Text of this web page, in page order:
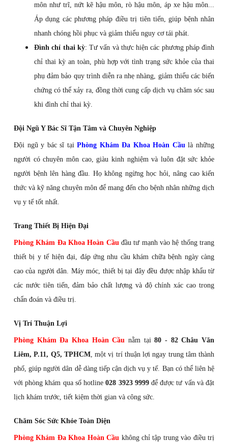
môn như trĩ, nứt kẽ hậu môn, rò hậu môn, áp xe hậu môn...
Áp dụng các phương pháp điều trị tiên tiến, giúp bệnh nhân
nhanh chóng hồi phục và giảm thiểu nguy cơ tái phát.
Đình chỉ thai kỳ: Tư vấn và thực hiện các phương pháp đình
chỉ thai kỳ an toàn, phù hợp với tình trạng sức khỏe của thai
phụ đảm bảo quy trình diễn ra nhẹ nhàng, giảm thiểu các biến
chứng có thể xảy ra, đồng thời cung cấp dịch vụ chăm sóc sau
khi đình chỉ thai kỳ.
Đội Ngũ Y Bác Sĩ Tận Tâm và Chuyên Nghiệp
Đội ngũ y bác sĩ tạiPhòng Khám Đa Khoa Hoàn Cầulà những
người có chuyên môn cao, giàu kinh nghiệm và luôn đặt sức khỏe
người bệnh lên hàng đầu. Họ không ngừng học hỏi, nâng cao kiến
thức và kỹ năng chuyên môn để mang đến cho bệnh nhân những dịch
vụ y tế tốt nhất.
Trang Thiết Bị Hiện Đại
Phòng Khám Đa Khoa Hoàn Cầuđầu tư mạnh vào hệ thống trang
thiết bị y tế hiện đại, đáp ứng nhu cầu khám chữa bệnh ngày càng
cao của người dân. Máy móc, thiết bị tại đây đều được nhập khẩu từ
các nước tiên tiến, đảm bảo chất lượng và độ chính xác cao trong
chẩn đoán và điều trị.
Vị Trí Thuận Lợi
Phòng Khám Đa Khoa Hoàn Cầu nằm tại80 - 82 Châu Văn
Liêm, P.11, Q5, TPHCM, một vị trí thuận lợi ngay trung tâm thành
phố, giúp người dân dễ dàng tiếp cận dịch vụ y tế. Bạn có thể liên hệ
với phòng khám qua số hotline028 3923 9999để được tư vấn và đặt
lịch khám trước, tiết kiệm thời gian và công sức.
Chăm Sóc Sức Khỏe Toàn Diện
Phòng Khám Đa Khoa Hoàn Cầu không chỉ tập trung vào điều trị